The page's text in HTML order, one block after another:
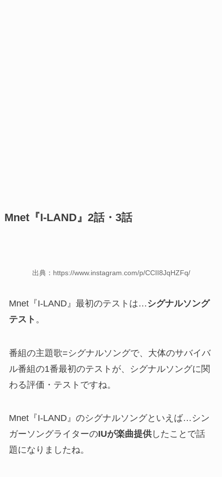
Mnet『I-LAND』2話・3話
出典：https://www.instagram.com/p/CCII8JqHZFq/
Mnet『I-LAND』最初のテストは… シグナルソング
テスト 。
番組の主題歌=シグナルソングで、大体のサバイバ
ル番組の1番最初のテストが、シグナルソングに関
わる評価・テストですね。
Mnet『I-LAND』のシグナルソングといえば…シン
ガーソングライターのIUが楽曲提供したことで話
題になりましたね。